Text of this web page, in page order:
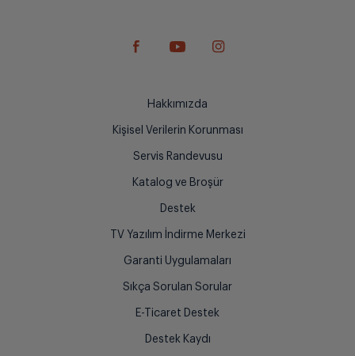
Hakkımızda
Kişisel Verilerin Korunması
Servis Randevusu
Katalog ve Broşür
Destek
TV Yazılım İndirme Merkezi
Garanti Uygulamaları
Sıkça Sorulan Sorular
E-Ticaret Destek
Destek Kaydı